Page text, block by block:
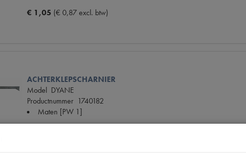
€ 1,05 (€ 0,87 excl. btw)
ACHTERKLEPSCHARNIER
Model DYANE
Productnummer 1740182
Maten [PW 1]